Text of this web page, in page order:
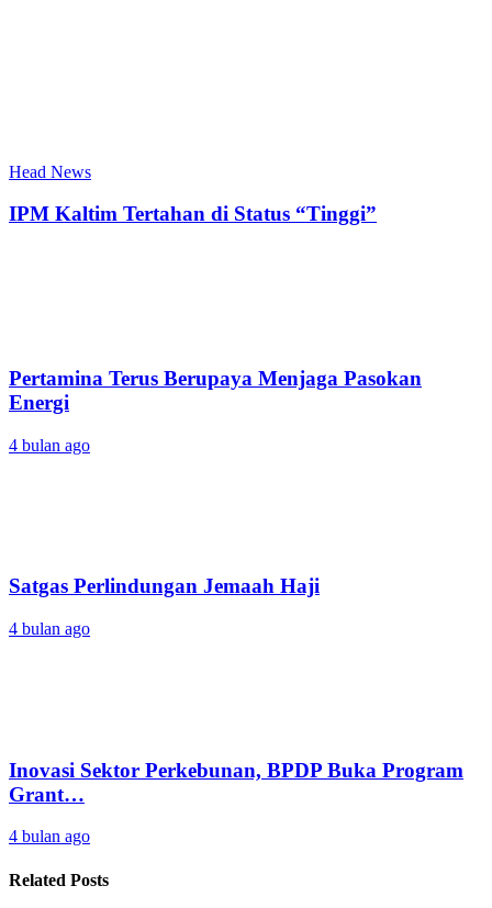
Head News
IPM Kaltim Tertahan di Status “Tinggi”
Pertamina Terus Berupaya Menjaga Pasokan
Energi
4 bulan ago
Satgas Perlindungan Jemaah Haji
4 bulan ago
Inovasi Sektor Perkebunan, BPDP Buka Program
Grant…
4 bulan ago
Related Posts